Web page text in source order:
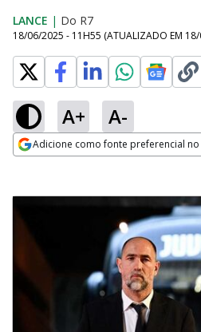
LANCE | Do R7
18/06/2025 - 11H55 (ATUALIZADO EM
A+ A-
Adicione como fonte preferencial no